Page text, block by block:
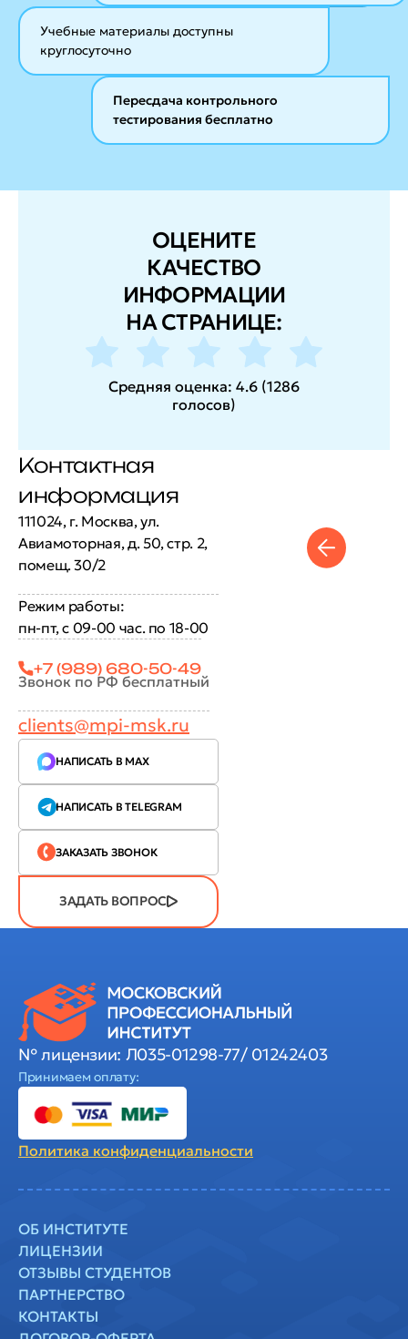
Учебные материалы доступны
круглосуточно
Пересдача контрольного
тестирования бесплатно
ОЦЕНИТЕ
КАЧЕСТВО
ИНФОРМАЦИИ
НА СТРАНИЦЕ:
Средняя оценка: 4.6 (1286
голосов)
Контактная
информация
111024, г. Москва, ул.
Авиамоторная, д. 50, стр. 2,
помещ. 30/2
Режим работы:
пн-пт, с 09-00 час. по 18-00
+7 (989) 680-50-49
Звонок по РФ бесплатный
clients@mpi-msk.ru
НАПИСАТЬ В MAX
НАПИСАТЬ В TELEGRAM
ЗАКАЗАТЬ ЗВОНОК
ЗАДАТЬ ВОПРОС
№ лицензии: Л035-01298-77/ 01242403
Принимаем оплату:
Политика конфиденциальности
ОБ ИНСТИТУТЕ
ЛИЦЕНЗИИ
ОТЗЫВЫ СТУДЕНТОВ
ПАРТНЕРСТВО
КОНТАКТЫ